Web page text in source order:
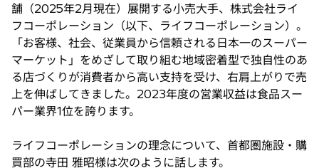
舗（2025年2月現在）展開する小売大手、株式会社ライ
フコーポレーション（以下、ライフコーポレーション）。
「お客様、社会、従業員から信頼される日本一のスーパー
マーケット」をめざして取り組む地域密着型で独自性のあ
る店づくりが消費者から高い支持を受け、右肩上がりで売
上を伸ばしてきました。2023年度の営業収益は食品スー
パー業界1位を誇ります。
ライフコーポレーションの理念について、首都圏施設・購
買部の寺田 雅昭様は次のように話します。